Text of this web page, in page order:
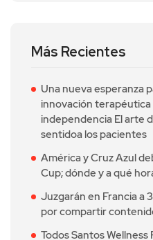
Más Recientes
Una nueva esperanza
innovación
independencia El arte
sentidoa los pacientes
América y Cruz Azul
Cup; dónde y a qué
Juzgarán en Francia a
por compartir
Todos Santos